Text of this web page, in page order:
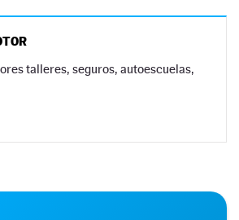
talleres, seguros, autoescuelas,